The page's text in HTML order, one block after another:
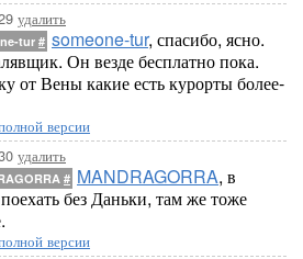
удалить
tur # someone-tur, спасибо, ясно.
Он везде бесплатно пока.
от Вены какие есть курорты более-
версии
удалить
# MANDRAGORRA, в
без Даньки, там же тоже
версии